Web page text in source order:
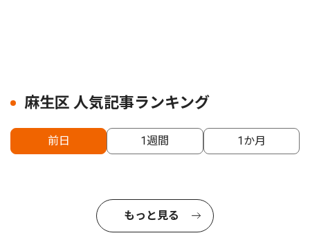
麻生区 人気記事ランキング
前日 1週間 1か月
もっと見る